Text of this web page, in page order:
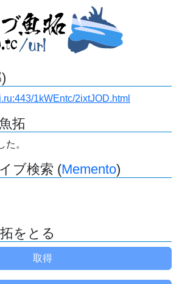
1kWEntc/2ixtJOD.html
拓
た。
ブ検索 (Memento)
をとる